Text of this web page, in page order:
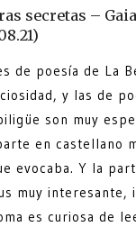
secretas –
de poesía de La
y las de
son muy
en castellano
evocaba. Y la
muy interesante,
es curiosa de